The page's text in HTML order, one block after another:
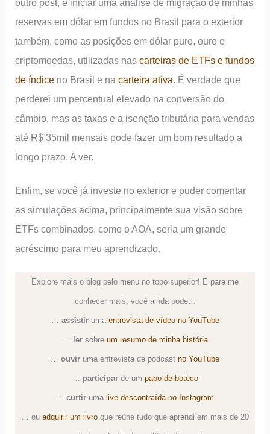
outro post, é iniciar uma análise de migração de minhas
reservas em dólar em fundos no Brasil para o exterior
também, como as posições em dólar puro, ouro e
criptomoedas, utilizadas nascarteiras de ETFs e fundos
de índice no Brasil e nacarteira ativa. É verdade que
perderei um percentual elevado na conversão do
câmbio, mas as taxas e a isenção tributária para vendas
até R$ 35mil mensais pode fazer um bom resultado a
longo prazo. A ver.
Enfim, se você já investe no exterior e puder comentar
as simulações acima, principalmente sua visão sobre
ETFs combinados, como o AOA, seria um grande
acréscimo para meu aprendizado.
Explore mais o blog pelo menu no topo superior! E para me
conhecer mais, você ainda pode…
… assistir uma entrevista de vídeo no YouTube
… ler sobre um resumo de minha história
… ouvir uma entrevista de podcast no YouTube
… participarde um papo de boteco
… curtir uma live descontraída no Instagram
… ou adquirir um livro que reúne tudo que aprendi em mais de 20